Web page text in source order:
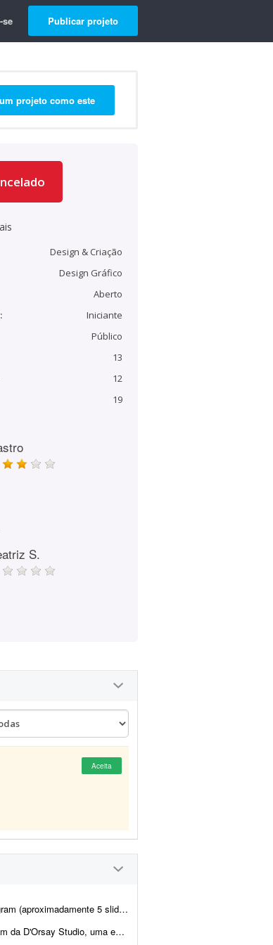
se Publicar projeto
projeto como este
Design & Criação
Design Gráfico
Aberto
Iniciante
Público
13
12
19
S.
Aceita
pediatras. A identidade visual já está pré-definida...
de hardware, software, sistemas embarcados e soluçõ...